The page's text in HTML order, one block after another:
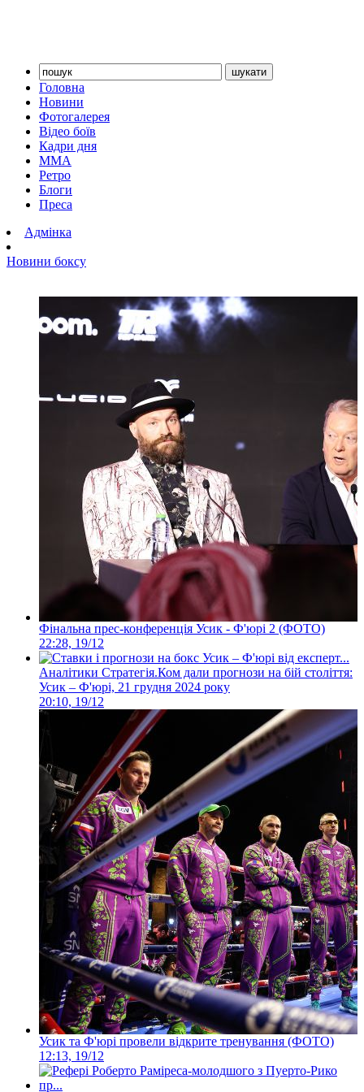
Головна
Новини
Фотогалерея
Відео боїв
Кадри дня
ММА
Ретро
Блоги
Преса
Адмінка
Новини боксу
Фінальна прес-конференція Усик - Ф'юрі 2 (ФОТО)
22:28, 19/12
Аналітики Стратегія.Ком дали прогнози на бій століття:
Усик – Ф'юрі, 21 грудня 2024 року
20:10, 19/12
Усик та Ф'юрі провели відкрите тренування (ФОТО)
12:13, 19/12